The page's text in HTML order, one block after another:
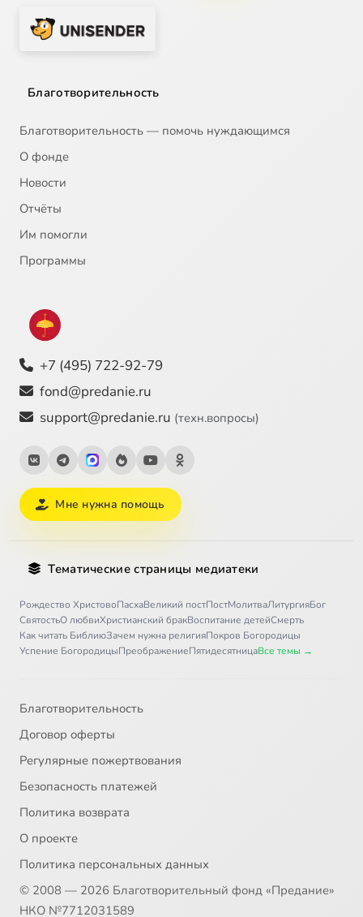
Благотворительность
Благотворительность — помочь нуждающимся
О фонде
Новости
Отчёты
Им помогли
Программы
+7 (495) 722-92-79
fond@predanie.ru
support@predanie.ru (техн.вопросы)
Мне нужна помощь
Тематические страницы медиатеки
Рождество ХристовоПасхаВеликий постПостМолитваЛитургияБог
СвятостьО любвиХристианский бракВоспитание детейСмерть
Как читать БиблиюЗачем нужна религияПокров Богородицы
Успение БогородицыПреображениеПятидесятницаВсе темы →
Благотворительность
Договор оферты
Регулярные пожертвования
Безопасность платежей
Политика возврата
О проекте
Политика персональных данных
© 2008 — 2026 Благотворительный фонд «Предание»
НКО №7712031589